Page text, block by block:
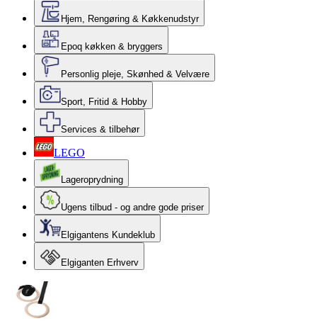
Hjem, Rengøring & Køkkenudstyr
Epoq køkken & bryggers
Personlig pleje, Skønhed & Velvære
Sport, Fritid & Hobby
Services & tilbehør
LEGO
Lageroprydning
Ugens tilbud - og andre gode priser
Elgigantens Kundeklub
Elgiganten Erhverv